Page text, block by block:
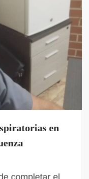
en
completar el